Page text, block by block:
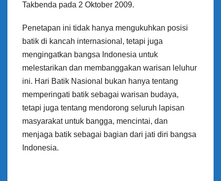
Takbenda pada 2 Oktober 2009.
Penetapan ini tidak hanya mengukuhkan posisi
batik di kancah internasional, tetapi juga
mengingatkan bangsa Indonesia untuk
melestarikan dan membanggakan warisan leluhur
ini. Hari Batik Nasional bukan hanya tentang
memperingati batik sebagai warisan budaya,
tetapi juga tentang mendorong seluruh lapisan
masyarakat untuk bangga, mencintai, dan
menjaga batik sebagai bagian dari jati diri bangsa
Indonesia.